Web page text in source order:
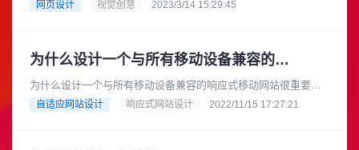
表达出感性、具有艺术性或创新性的概念、思想或信息。它包括
网页设计 视觉创意 2023/3/14 15:29:45
为什么设计一个与所有移动设备兼容的响应式移动网站很重要
为什么设计一个与所有移动设备兼容的响应式移动网站很重要？
在信息技术迅猛发展的今天，新的技术应运而生，尤其是移动技
自适应网站设计 响应式网站设计 2022/11/15 17:27:21